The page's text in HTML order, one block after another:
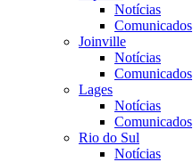
Notícias
Comunicados
Joinville
Notícias
Comunicados
Lages
Notícias
Comunicados
Rio do Sul
Notícias